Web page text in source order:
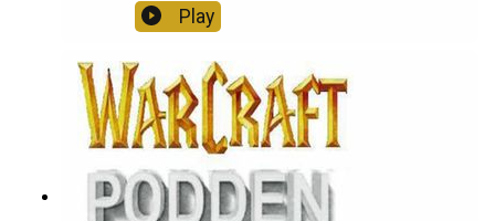
vilket resulterar i en kanonstory om när Jonas for
till Skellefteå - MYCKET ANNAT också SÅKLART.
Play